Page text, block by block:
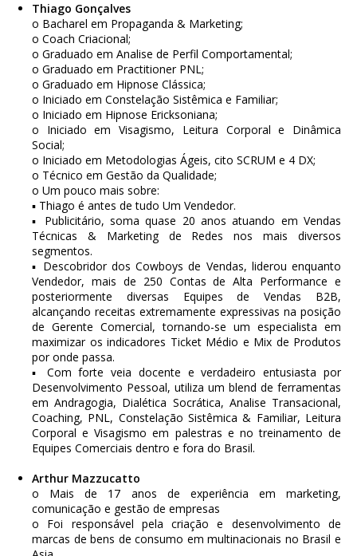
Thiago Gonçalves
o Bacharel em Propaganda & Marketing;
o Coach Criacional;
o Graduado em Analise de Perfil Comportamental;
o Graduado em Practitioner PNL;
o Graduado em Hipnose Clássica;
o Iniciado em Constelação Sistêmica e Familiar;
o Iniciado em Hipnose Ericksoniana;
o Iniciado em Visagismo, Leitura Corporal e Dinâmica
Social;
o Iniciado em Metodologias Ágeis, cito SCRUM e 4 DX;
o Técnico em Gestão da Qualidade;
o Um pouco mais sobre:
▪ Thiago é antes de tudo Um Vendedor.
▪ Publicitário, soma quase 20 anos atuando em Vendas
Técnicas & Marketing de Redes nos mais diversos
segmentos.
▪ Descobridor dos Cowboys de Vendas, liderou enquanto
Vendedor, mais de 250 Contas de Alta Performance e
posteriormente diversas Equipes de Vendas B2B,
alcançando receitas extremamente expressivas na posição
de Gerente Comercial, tornando-se um especialista em
maximizar os indicadores Ticket Médio e Mix de Produtos
por onde passa.
▪ Com forte veia docente e verdadeiro entusiasta por
Desenvolvimento Pessoal, utiliza um blend de ferramentas
em Andragogia, Dialética Socrática, Analise Transacional,
Coaching, PNL, Constelação Sistêmica & Familiar, Leitura
Corporal e Visagismo em palestras e no treinamento de
Equipes Comerciais dentro e fora do Brasil.
Arthur Mazzucatto
o Mais de 17 anos de experiência em marketing,
comunicação e gestão de empresas
o Foi responsável pela criação e desenvolvimento de
marcas de bens de consumo em multinacionais no Brasil e